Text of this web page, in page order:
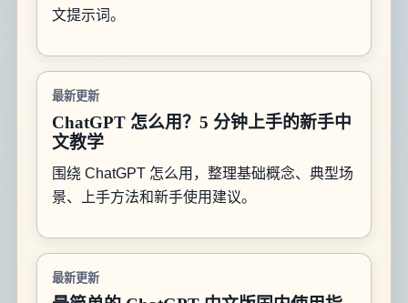
文提示词。
最新更新
ChatGPT 怎么用？5 分钟上手的新手中
文教学
围绕 ChatGPT 怎么用，整理基础概念、典型场
景、上手方法和新手使用建议。
最新更新